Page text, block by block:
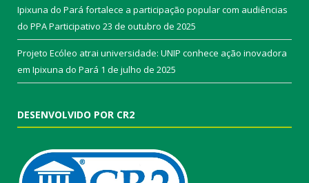
Ipixuna do Pará fortalece a participação popular com audiências
do PPA Participativo 23 de outubro de 2025
Projeto Ecóleo atrai universidade: UNIP conhece ação inovadora
em Ipixuna do Pará 1 de julho de 2025
DESENVOLVIDO POR CR2